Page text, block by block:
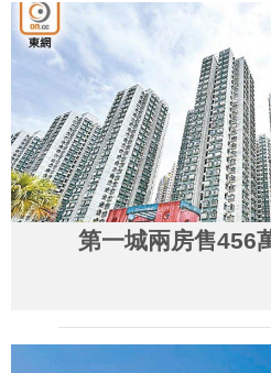
第一城兩房售456